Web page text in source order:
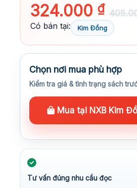
324.000 ₫
Có bán tại:
Kim Đồng
Chọn nơi mua phù hợp
Kiểm tra giá & tình trạng sách
Mua tại NXB Kim
Tư vấn đúng nhu cầu đọc